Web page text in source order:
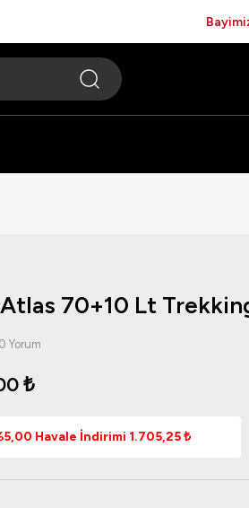
70+10 Lt
Yorum
₺
Havale İndirimi 1.705,25 ₺